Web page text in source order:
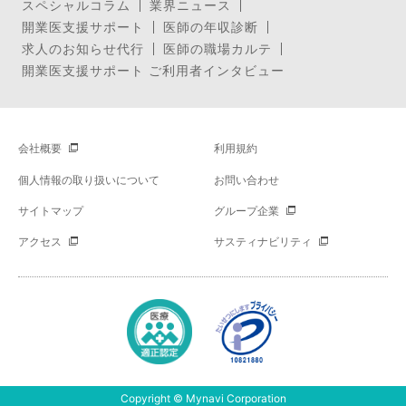
スペシャルコラム
業界ニュース
開業医支援サポート
医師の年収診断
求人のお知らせ代行
医師の職場カルテ
開業医支援サポート ご利用者インタビュー
会社概要 利用規約
個人情報の取り扱いについて お問い合わせ
サイトマップ グループ企業
アクセス サスティナビリティ
Copyright © Mynavi Corporation